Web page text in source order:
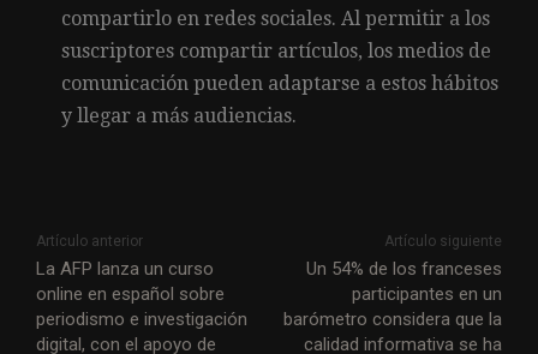
compartirlo en redes sociales. Al permitir a los
suscriptores compartir artículos, los medios de
comunicación pueden adaptarse a estos hábitos
y llegar a más audiencias.
Artículo anterior
La AFP lanza un curso
online en español sobre
periodismo e investigación
digital, con el apoyo de
Artículo siguiente
Un 54% de los franceses
participantes en un
barómetro considera que la
calidad informativa se ha